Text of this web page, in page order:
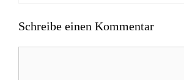
Schreibe einen Kommentar